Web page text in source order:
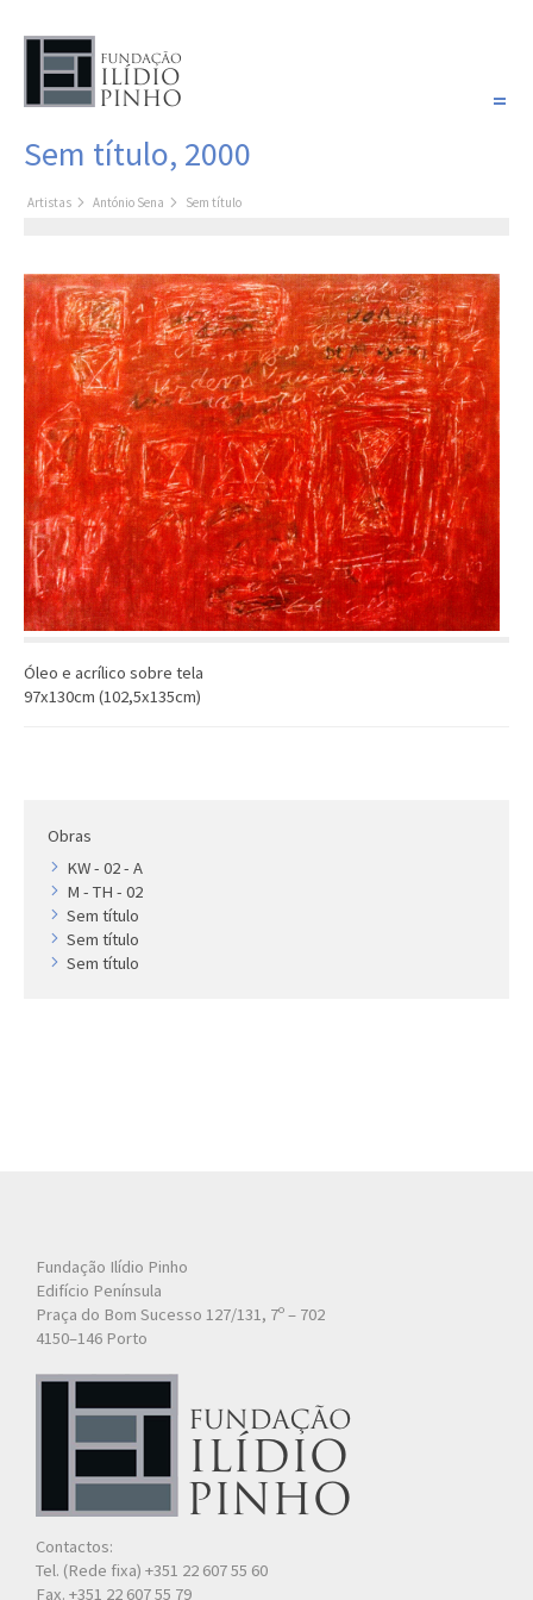
Fotografia
Desenho
Escultura
Filme /
Vídeo
Instalação
Livro de
Artista
Outros
Gravura
Sem título, 2000
Artistas António Sena Sem título
Óleo e acrílico sobre tela
97x130cm (102,5x135cm)
Obras
KW - 02 - A
M - TH - 02
Sem título
Sem título
Sem título
Fundação Ilídio Pinho
Edifício Península
Praça do Bom Sucesso 127/131, 7º – 702
4150–146 Porto
Contactos:
Tel. (Rede fixa) +351 22 607 55 60
Fax. +351 22 607 55 79